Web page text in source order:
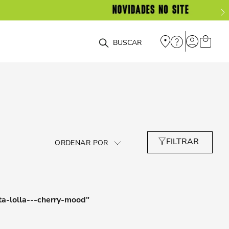
O que você está procurando?
lolla---cherry-mood"